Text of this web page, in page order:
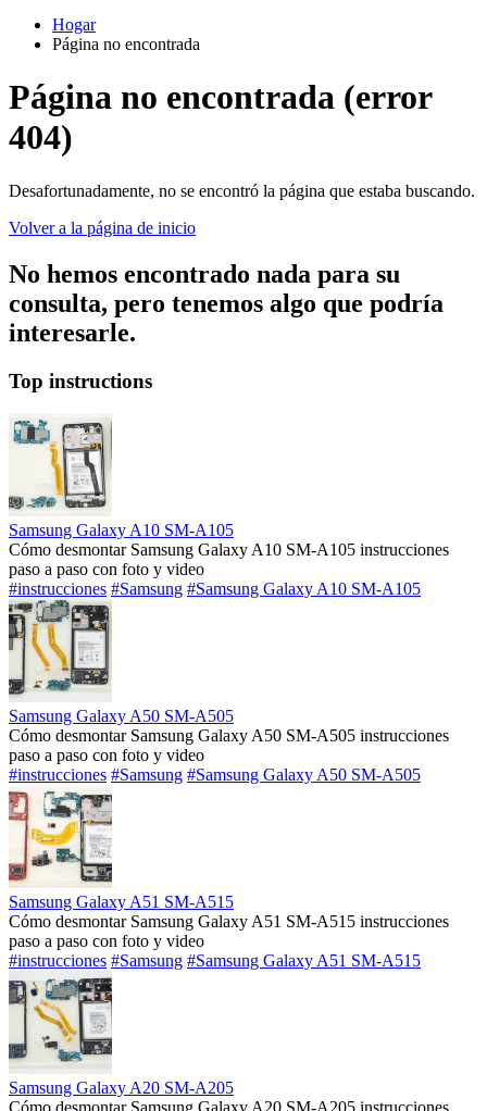
Hogar
Página no encontrada
Página no encontrada (error
404)
Desafortunadamente, no se encontró la página que estaba buscando.
Volver a la página de inicio
No hemos encontrado nada para su
consulta, pero tenemos algo que podría
interesarle.
Top instructions
Samsung Galaxy A10 SM-A105
Cómo desmontar Samsung Galaxy A10 SM-A105 instrucciones
paso a paso con foto y video
#instrucciones #Samsung #Samsung Galaxy A10 SM-A105
Samsung Galaxy A50 SM-A505
Cómo desmontar Samsung Galaxy A50 SM-A505 instrucciones
paso a paso con foto y video
#instrucciones #Samsung #Samsung Galaxy A50 SM-A505
Samsung Galaxy A51 SM-A515
Cómo desmontar Samsung Galaxy A51 SM-A515 instrucciones
paso a paso con foto y video
#instrucciones #Samsung #Samsung Galaxy A51 SM-A515
Samsung Galaxy A20 SM-A205